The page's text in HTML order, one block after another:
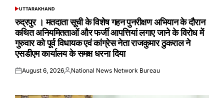
POSTED
UTTARAKHAND
रुद्रपुर । मतदाता सूची के विशेष गहन पुनरीक्षण अभियान के दौरान
कथित अनियमितताओं और फर्जी आपत्तियां लगाए जाने के विरोध में
गुरुवार को पूर्व विधायक एवं कांग्रेस नेता राजकुमार ठुकराल ने
एसडीएम कार्यालय के समक्ष धरना दिया
Posted
August 6, 2026Posted
National News Network Bureau